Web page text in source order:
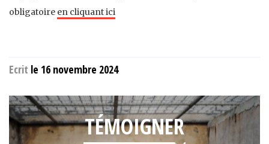
obligatoire en cliquant ici
Ecrit le 16 novembre 2024
TÉMOIGNER